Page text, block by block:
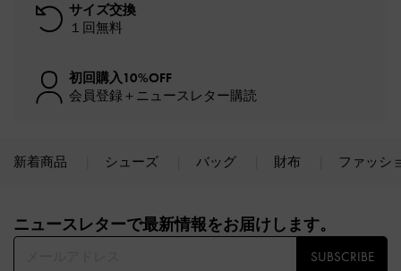
サイズ交換
１回無料
初回購入10%OFF
会員登録＋ニュースレター購読
新着商品 シューズ バッグ 財布 ファッシ
ニュースレターで最新情報をお届けします。​
SUBSCRIBE